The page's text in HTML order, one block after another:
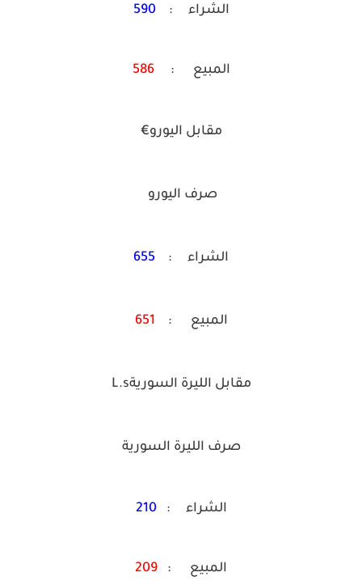
الشراء : 590
المبيع :586
مقابل اليورو€
صرف اليورو
الشراء : 655
المبيع : 651
مقابل الليرة السوريةL.s
صرف الليرة السورية
الشراء :210
المبيع : 209